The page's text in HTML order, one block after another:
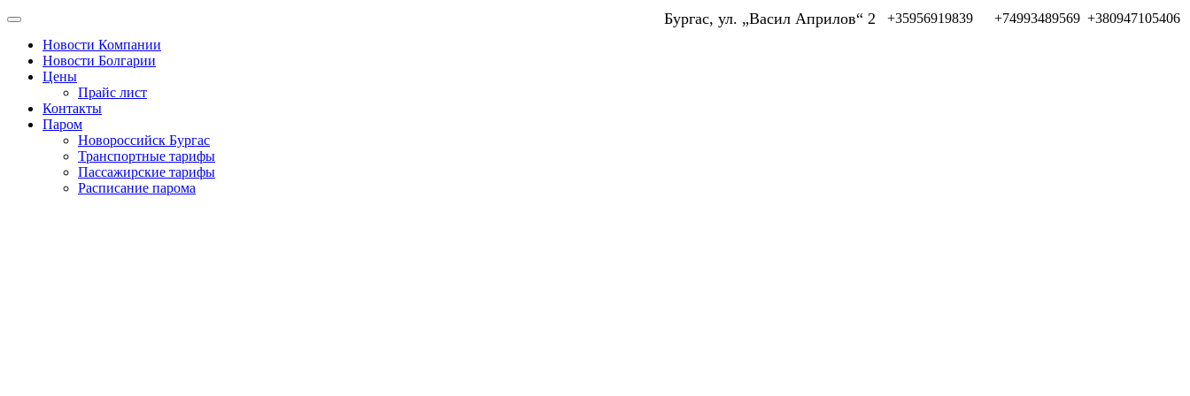
Бургас, ул. „Васил Априлов“ 2 +35956919839 +74993489569 +380947105406
Новости Компании
Новости Болгарии
Цены
Прайс лист
Контакты
Паром
Новороссийск Бургас
Транспортные тарифы
Пассажирские тарифы
Расписание парома